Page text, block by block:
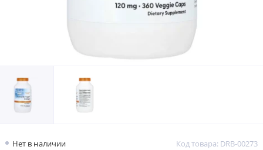
Нет в наличии Код товара: DRB-00273